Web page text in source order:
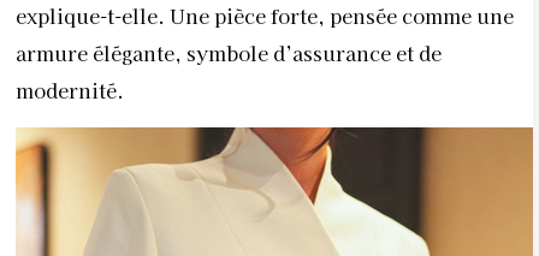
explique-t-elle. Une pièce forte, pensée comme une
armure élégante, symbole d’assurance et de
modernité.